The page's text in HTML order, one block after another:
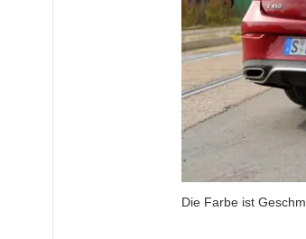
Die Farbe ist